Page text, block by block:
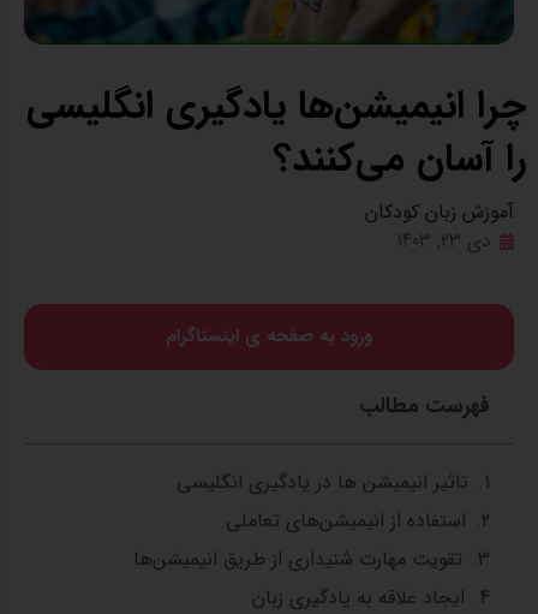
چرا انیمیشن‌ها یادگیری انگلیسی
را آسان می‌کنند؟
آموزش زبان کودکان
دی 23, 1403
ورود به صفحه ی اینستاگرام
فهرست مطالب
تاثیر انیمیشن‌ ها در یادگیری انگلیسی
استفاده از انیمیشن‌های تعاملی
تقویت مهارت شنیداری از طریق انیمیشن‌ها
ایجاد علاقه به یادگیری زبان